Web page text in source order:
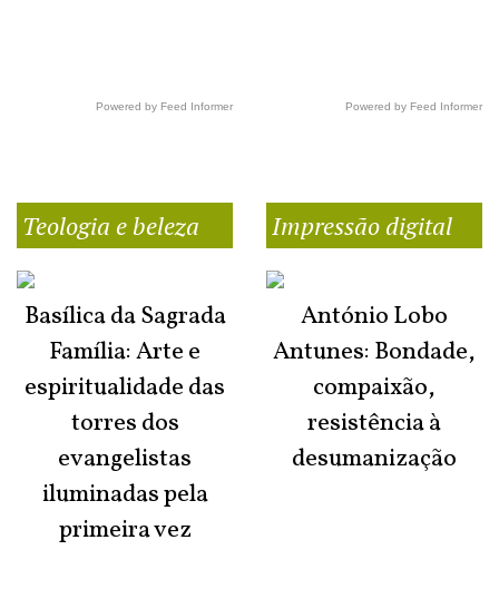
Powered by Feed Informer Powered by Feed Informer
Teologia e beleza
Basílica da Sagrada
Família: Arte e
espiritualidade das
torres dos
evangelistas
iluminadas pela
primeira vez
Impressão digital
António Lobo
Antunes: Bondade,
compaixão,
resistência à
desumanização